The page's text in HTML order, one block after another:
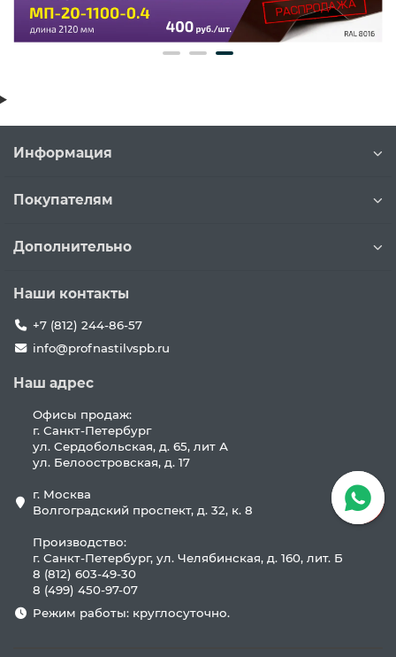
Информация
Покупателям
Дополнительно
Наши контакты
+7 (812) 244-86-57
info@profnastilvspb.ru
Наш адрес
Офисы продаж:
г. Санкт-Петербург
ул. Сердобольская, д. 65, лит А
ул. Белоостровская, д. 17
г. Москва
Волгоградский проспект, д. 32, к. 8
Производство:
г. Санкт-Петербург, ул. Челябинская, д. 160, лит. Б
8 (812) 603-49-30
8 (499) 450-97-07
Режим работы: круглосуточно.